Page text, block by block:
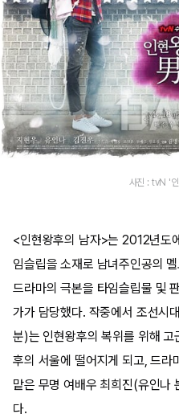
사진 : tvN '
<인현왕후의 남자>는 2012년도
임슬립을 소재로 남녀주인공의
드라마의 극본을 타임슬립물 및
가가 담당했다. 작중에서 조선시
분)는 인현왕후의 복위를 위해
후의 서울에 떨어지게 되고, 드
맡은 무명 여배우 최희진(유인나
다.